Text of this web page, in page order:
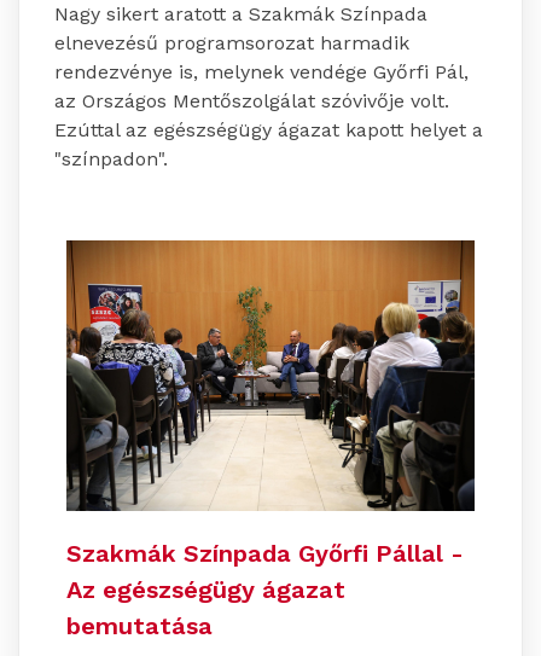
Nagy sikert aratott a Szakmák Színpada
elnevezésű programsorozat harmadik
rendezvénye is, melynek vendége Győrfi Pál,
az Országos Mentőszolgálat szóvivője volt.
Ezúttal az egészségügy ágazat kapott helyet a
"színpadon".
Szakmák Színpada Győrfi Pállal -
Az egészségügy ágazat
bemutatása